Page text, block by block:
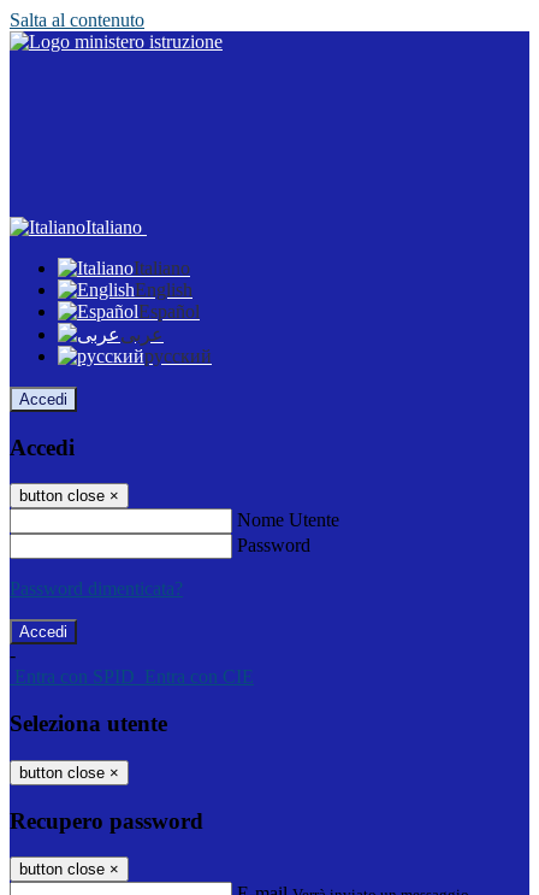
Salta al contenuto
Italiano
Italiano
English
Español
عربى
русский
Accedi
Accedi
button close ×
Nome Utente
Password
Password dimenticata?
-
Entra con SPID Entra con CIE
Seleziona utente
button close ×
Recupero password
button close ×